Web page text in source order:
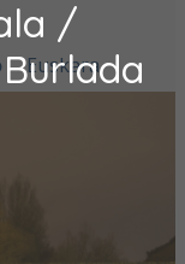
/
Euskara